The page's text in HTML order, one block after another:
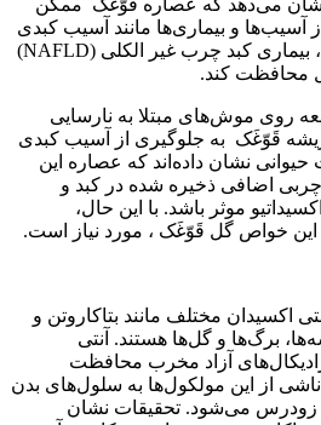
آسیب‌ها و بیماری‌ها مانند آسیب کبدی
ناشی از استامینوفن (AILI)، بیماری کبد چرب غیر الکلی (NAFLD)
محافظت کند.
روی موش‌های مبتلا به نارسایی
قَوّغَک به جلوگیری از آسیب کبدی
نشان داده‌اند که عصاره این
اضافی ذخیره شده در کبد و
موثر باشد. با این حال،
این خواص گل قَوّغَک ، مورد نیاز است.
اکسیدان مختلف مانند بتاکاروتن و
برگ‌ها و گل‌ها هستند. آنتی
رادیکال‌های آزاد مخرب محافظت
از این مولکول‌ها به سلول‌های بدن
زودرس می‌شود. تحقیقات نشان